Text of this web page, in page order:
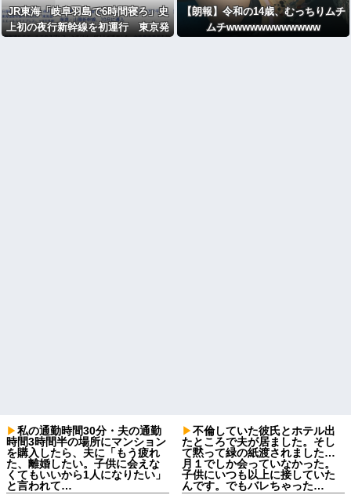
JR東海「岐阜羽島で6時間寝ろ」史
上初の夜行新幹線を初運行 東京発
【朗報】令和の14歳、むっちりムチ
ムチwwwwwwwwwwww
私の通勤時間30分・夫の通勤
時間3時間半の場所にマンション
を購入したら、夫に「もう疲れ
た、離婚したい。子供に会えな
くてもいいから1人になりたい」
と言われて…
不倫していた彼氏とホテル出
たところで夫が居ました。そし
て黙って緑の紙渡されました…
月１でしか会っていなかった。
子供にいつも以上に接していた
んです。でもバレちゃった…